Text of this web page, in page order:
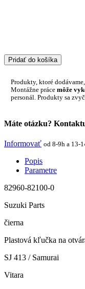
Pridať do košíka
Produkty, ktoré
Montážne práce môže
personál. Produkty sa
Máte otázku?
Informovať od 8-9h a 13-
Popis
Parametre
82960-82100-0
Suzuki Parts
čierna
Plastová kľučka na
SJ 413 / Samurai
Vitara